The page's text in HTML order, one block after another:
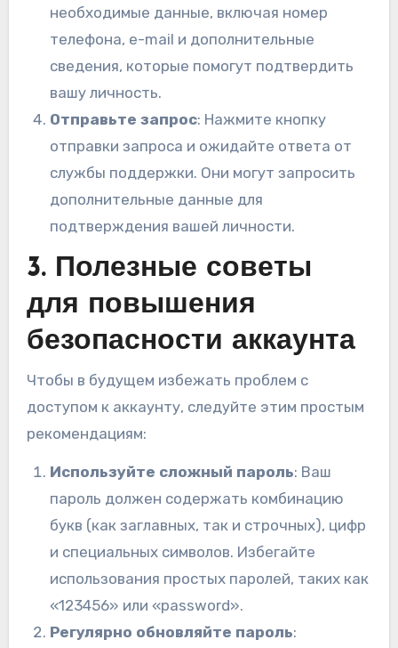
необходимые данные, включая номер
телефона, e-mail и дополнительные
сведения, которые помогут подтвердить
вашу личность.
Отправьте запрос: Нажмите кнопку
отправки запроса и ожидайте ответа от
службы поддержки. Они могут запросить
дополнительные данные для
подтверждения вашей личности.
3. Полезные советы
для повышения
безопасности аккаунта
Чтобы в будущем избежать проблем с
доступом к аккаунту, следуйте этим простым
рекомендациям:
Используйте сложный пароль: Ваш
пароль должен содержать комбинацию
букв (как заглавных, так и строчных), цифр
и специальных символов. Избегайте
использования простых паролей, таких как
«123456» или «password».
Регулярно обновляйте пароль: